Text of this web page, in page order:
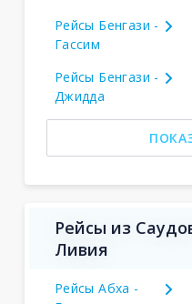
Рейсы Бенгази -
Гассим
Рейсы Бенгази -
Джидда
Рейсы из
Ливия
Рейсы Абха -